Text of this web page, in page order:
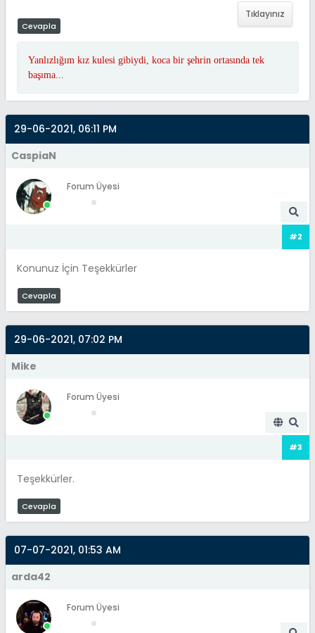
Tıklayınız
Cevapla
Yanlızlığım kız kulesi gibiydi, koca bir şehrin ortasında tek
başıma...
29-06-2021, 06:11 PM
CaspiaN
Forum Üyesi
#2
Konunuz İçin Teşekkürler
Cevapla
29-06-2021, 07:02 PM
Mike
Forum Üyesi
#3
Teşekkürler.
Cevapla
07-07-2021, 01:53 AM
arda42
Forum Üyesi